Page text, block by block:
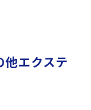
エクステ